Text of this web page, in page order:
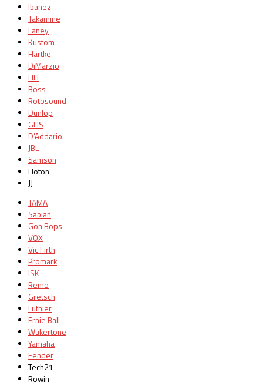
Ibanez
Takamine
Laney
Kustom
Hartke
DiMarzio
HH
Boss
Rotosound
Dunlop
GHS
D’Addario
JBL
Samson
Hoton
JJ
TAMA
Sabian
Gon Bops
VOX
Vic Firth
Promark
ISK
Remo
Gretsch
Luthier
Ernie Ball
Wakertone
Yamaha
Fender
Tech21
Rowin